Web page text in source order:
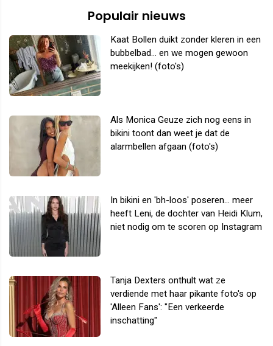
Populair nieuws
Kaat Bollen duikt zonder kleren in een
bubbelbad... en we mogen gewoon
meekijken! (foto's)
Als Monica Geuze zich nog eens in
bikini toont dan weet je dat de
alarmbellen afgaan (foto's)
In bikini en 'bh-loos' poseren... meer
heeft Leni, de dochter van Heidi Klum,
niet nodig om te scoren op Instagram
Tanja Dexters onthult wat ze
verdiende met haar pikante foto's op
'Alleen Fans': "Een verkeerde
inschatting"